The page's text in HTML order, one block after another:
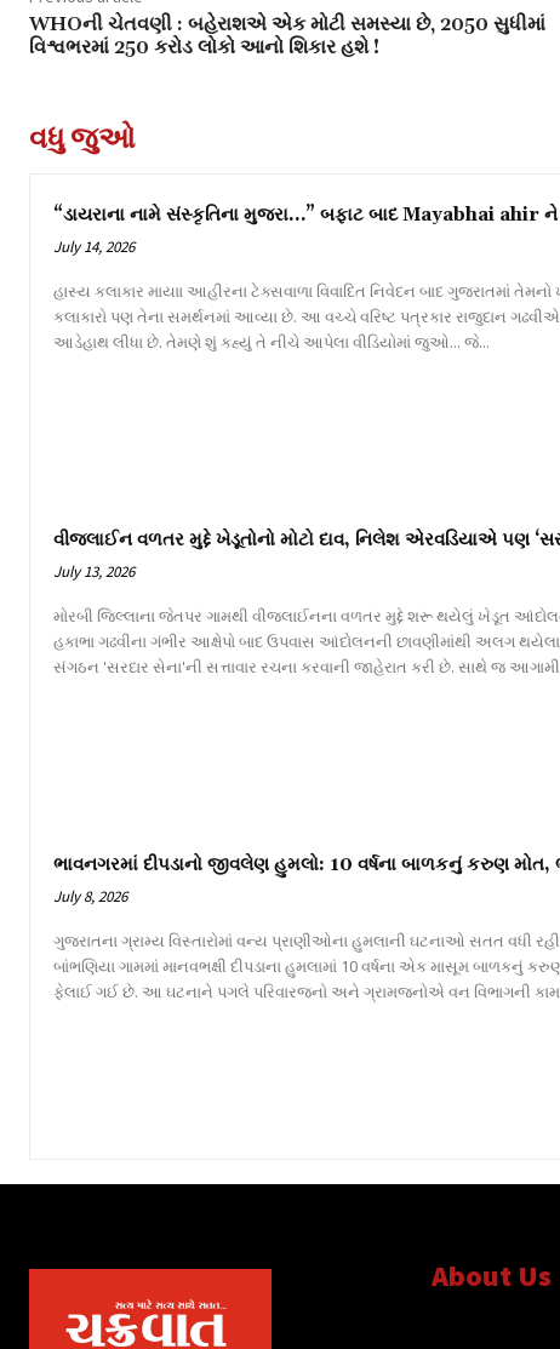
WHOની ચેતવણી : બહેરાશએ એક મોટી સમસ્યા છે, 2050 સુધીમાં
વિશ્વભરમાં 250 કરોડ લોકો આનો શિકાર હશે !
વધુ જુઓ
“ડાયરાના નામે સંસ્કૃતિના મુજરા…” બફાટ બાદ Mayabhai ahir
July 14, 2026
હાસ્ય કલાકાર માયાા આહીરના ટેક્સવાળા વિવાદિત નિવેદન બાદ ગુજરાતમાં
કલાકારો પણ તેના સમર્થનમાં આવ્યા છે. આ વચ્ચે વરિષ્ટ પત્રકાર રાજુદાન
આડેહાથ લીધા છે. તેમણે શું કહ્યું તે નીચે આપેલા વીડિયોમાં જુઓ... જે...
વીજલાઈન વળતર મુદ્દે ખેડૂતોનો મોટો દાવ, નિલેશ એરવડિયાએ પણ
July 13, 2026
મોરબી જિલ્લાના જેતપર ગામથી વીજલાઈનના વળતર મુદ્દે શરૂ થયેલું ખેડૂત
હકાભા ગઢવીના ગંભીર આક્ષેપો બાદ ઉપવાસ આંદોલનની છાવણીમાંથી અલગ
સંગઠન 'સરદાર સેના'ની સત્તાવાર રચના કરવાની જાહેરાત કરી છે. સાથે જ
ભાવનગરમાં દીપડાનો જીવલેણ હુમલો: 10 વર્ષના બાળકનું કરુણ મોત,
July 8, 2026
ગુજરાતના ગ્રામ્ય વિસ્તારોમાં વન્ય પ્રાણીઓના હુમલાની ઘટનાઓ સતત વધી
બાંભણિયા ગામમાં માનવભક્ષી દીપડાના હુમલામાં 10 વર્ષના એક માસૂમ બાળકનું
ફેલાઈ ગઈ છે. આ ઘટનાને પગલે પરિવારજનો અને ગ્રામજનોએ વન વિભાગની
About Us